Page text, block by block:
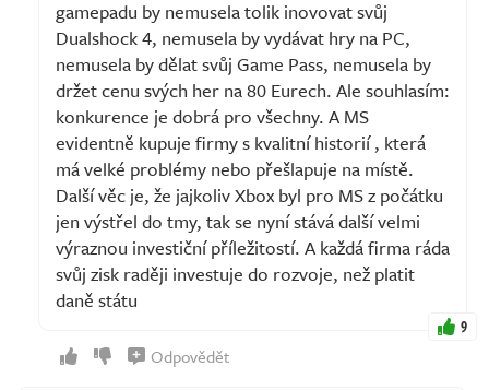
gamepadu by nemusela tolik inovovat svůj
Dualshock 4, nemusela by vydávat hry na PC,
nemusela by dělat svůj Game Pass, nemusela by
držet cenu svých her na 80 Eurech. Ale souhlasím:
konkurence je dobrá pro všechny. A MS
evidentně kupuje firmy s kvalitní historií , která
má velké problémy nebo přešlapuje na místě.
Další věc je, že jajkoliv Xbox byl pro MS z počátku
jen výstřel do tmy, tak se nyní stává další velmi
výraznou investiční příležitostí. A každá firma ráda
svůj zisk raději investuje do rozvoje, než platit
daně státu
9
Odpovědět